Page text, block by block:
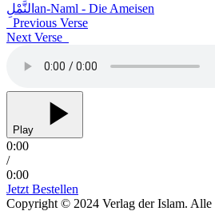
النَّمْلِ an-Naml - Die Ameisen
Previous Verse
Next Verse
Play
0:00
/
0:00
Jetzt Bestellen
Copyright © 2024 Verlag der Islam. Alle